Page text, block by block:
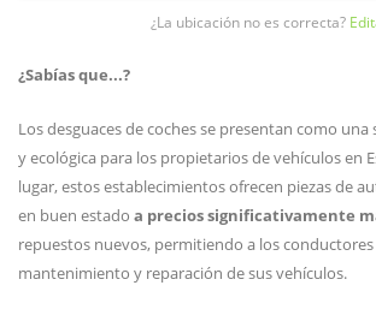
¿La ubicación no es correcta?
¿Sabías que...?
Los desguaces de coches se presentan como
y ecológica para los propietarios de vehículos en
lugar, estos establecimientos ofrecen piezas de
en buen estado a precios significativamente
repuestos nuevos, permitiendo a los
mantenimiento y reparación de sus vehículos.